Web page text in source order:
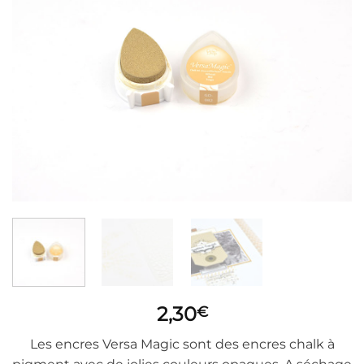
2,30€
Les encres Versa Magic sont des encres chalk à